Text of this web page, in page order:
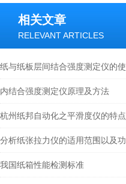
相关文章
RELEVANT ARTICLES
内结合强度测定仪原理及方法
杭州纸邦自动化之平滑度仪的特点
我国纸箱性能检测标准